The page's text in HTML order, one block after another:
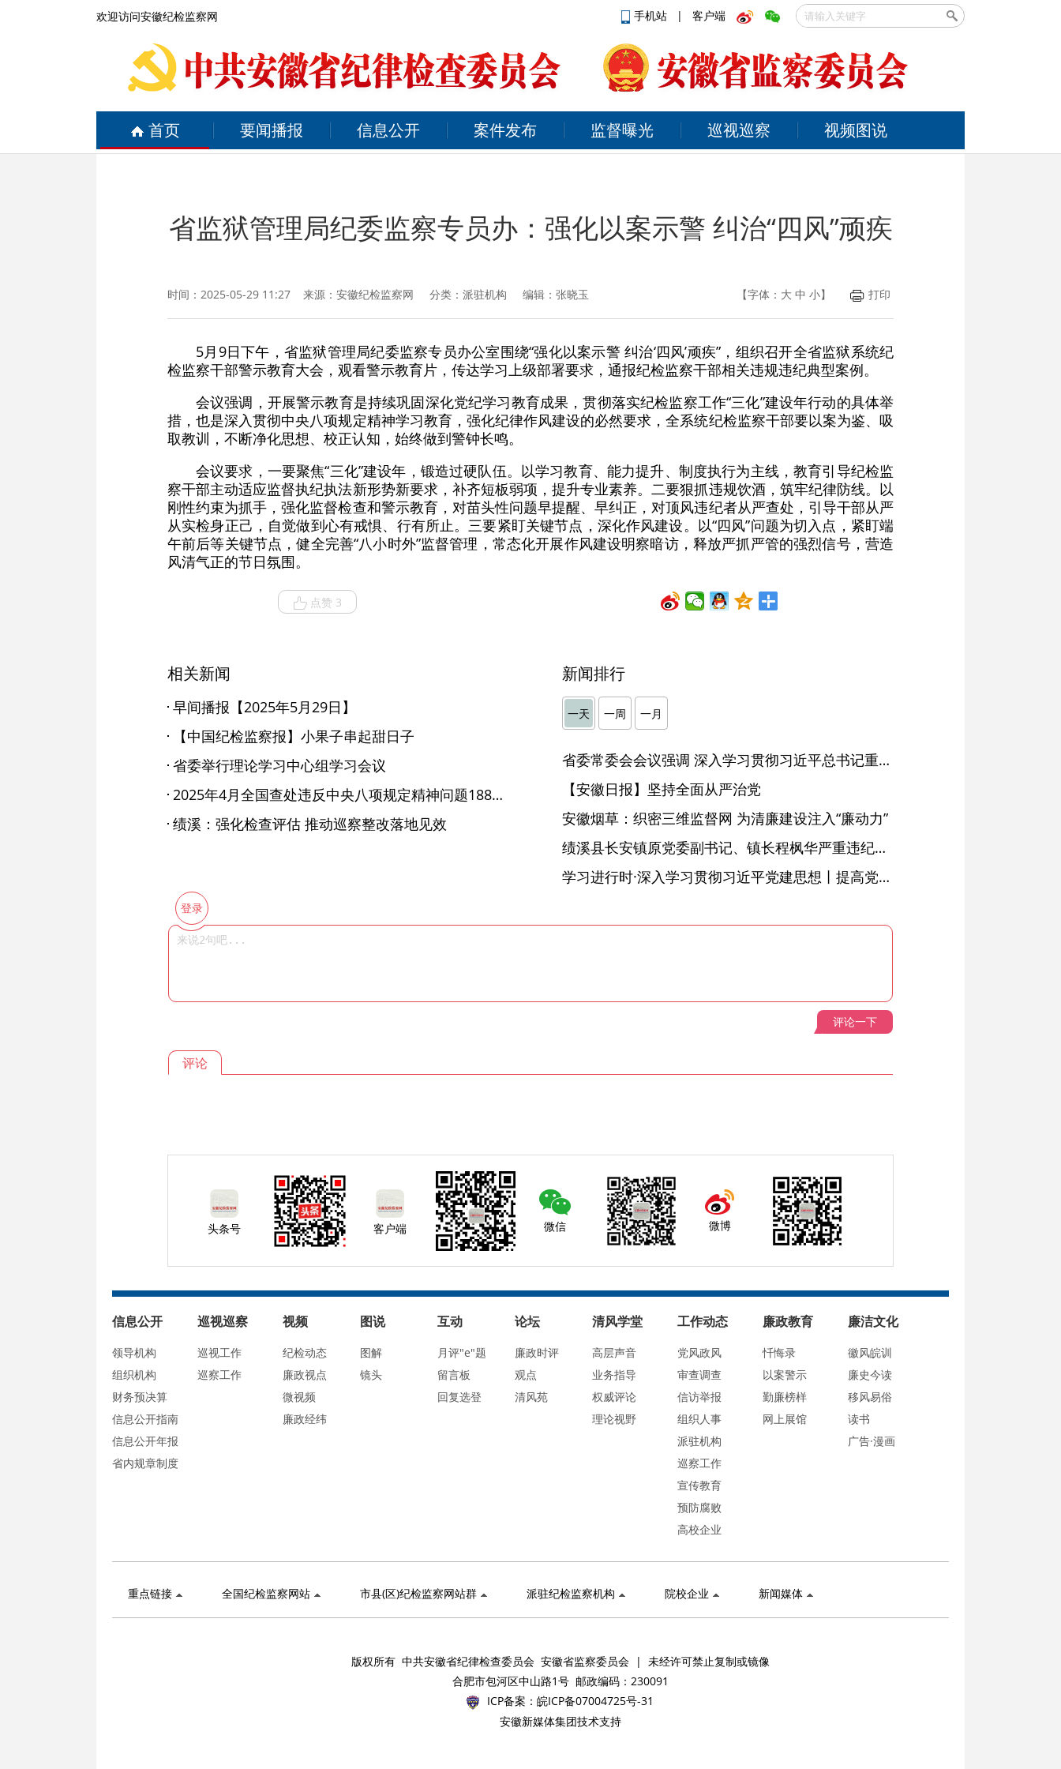
欢迎访问安徽纪检监察网 手机站 | 客户端
首页 要闻播报 信息公开 案件发布 监督曝光 巡视巡察 视频图说
省监狱管理局纪委监察专员办：强化以案示警 纠治“四风”顽疾
时间：2025-05-29 11:27 来源： 安徽纪检监察网 分类：派驻机构 编辑：张晓玉 【字体： 大 中 小】 打印
5月9日下午，省监狱管理局纪委监察专员办公室围绕“强化以案示警 纠治‘四风’顽疾”，组织召开全省监狱系统纪
检监察干部警示教育大会，观看警示教育片，传达学习上级部署要求，通报纪检监察干部相关违规违纪典型案例。
会议强调，开展警示教育是持续巩固深化党纪学习教育成果，贯彻落实纪检监察工作“三化”建设年行动的具体举
措，也是深入贯彻中央八项规定精神学习教育，强化纪律作风建设的必然要求，全系统纪检监察干部要以案为鉴、吸
取教训，不断净化思想、校正认知，始终做到警钟长鸣。
会议要求，一要聚焦“三化”建设年，锻造过硬队伍。以学习教育、能力提升、制度执行为主线，教育引导纪检监
察干部主动适应监督执纪执法新形势新要求，补齐短板弱项，提升专业素养。二要狠抓违规饮酒，筑牢纪律防线。以
刚性约束为抓手，强化监督检查和警示教育，对苗头性问题早提醒、早纠正，对顶风违纪者从严查处，引导干部从严
从实检身正己，自觉做到心有戒惧、行有所止。三要紧盯关键节点，深化作风建设。以“四风”问题为切入点，紧盯端
午前后等关键节点，健全完善“八小时外”监督管理，常态化开展作风建设明察暗访，释放严抓严管的强烈信号，营造
风清气正的节日氛围。
点赞 3
相关新闻
早间播报【2025年5月29日】
【中国纪检监察报】小果子串起甜日子
省委举行理论学习中心组学习会议
2025年4月全国查处违反中央八项规定精神问题18845起
绩溪：强化检查评估 推动巡察整改落地见效
新闻排行
一天 一周 一月
省委常委会会议强调 深入学习贯彻习近平总书记重要讲话精神 以高质量党建引领高质量发展 梁言顺主持并讲话
【安徽日报】坚持全面从严治党
安徽烟草：织密三维监督网 为清廉建设注入“廉动力”
绩溪县长安镇原党委副书记、镇长程枫华严重违纪违法被开除党籍和公职
学习进行时·深入学习贯彻习近平党建思想丨提高党的战斗力的法宝
登录
评论一下
评论
头条号 客户端 微信 微博
信息公开
领导机构
组织机构
财务预决算
信息公开指南
信息公开年报
省内规章制度
巡视巡察
巡视工作
巡察工作
视频
纪检动态
廉政视点
微视频
廉政经纬
图说
图解
镜头
互动
月评"e"题
留言板
回复选登
论坛
廉政时评
观点
清风苑
清风学堂
高层声音
业务指导
权威评论
理论视野
工作动态
党风政风
审查调查
信访举报
组织人事
派驻机构
巡察工作
宣传教育
预防腐败
高校企业
廉政教育
忏悔录
以案警示
勤廉榜样
网上展馆
廉洁文化
徽风皖训
廉史今读
移风易俗
读书
广告·漫画
重点链接 全国纪检监察网站 市县(区)纪检监察网站群 派驻纪检监察机构 院校企业 新闻媒体
版权所有 中共安徽省纪律检查委员会 安徽省监察委员会 | 未经许可禁止复制或镜像
合肥市包河区中山路1号 邮政编码：230091
ICP备案： 皖ICP备07004725号-31
安徽新媒体集团技术支持